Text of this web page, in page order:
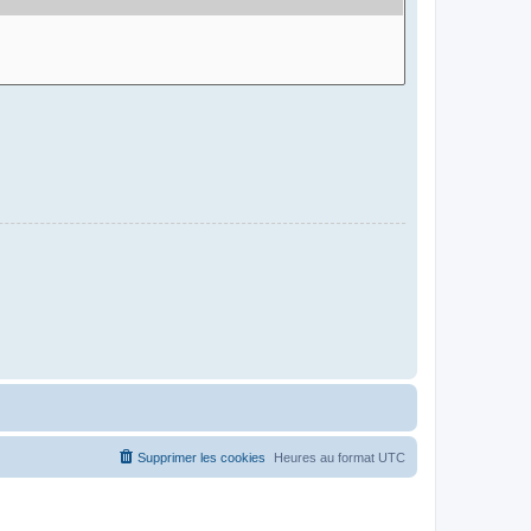
Heures au format UTC
Supprimer les cookies